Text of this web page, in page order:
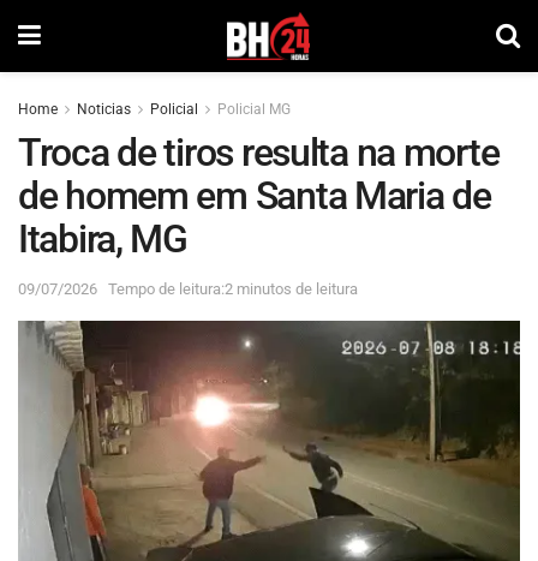
Home Noticias Policial Policial MG
Troca de tiros resulta na morte
de homem em Santa Maria de
Itabira, MG
09/07/2026 Tempo de leitura:2 minutos de leitura